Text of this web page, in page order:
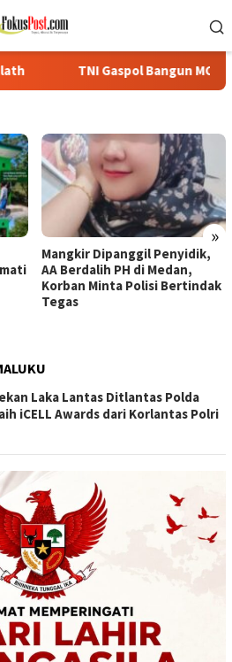
Bangun MCK, Warga Tikbary
»
Mangkir Dipanggil Penyidik,
AA Berdalih PH di Medan,
Korban Minta Polisi Bertindak
Tegas
Laka Lantas Ditlantas Polda
iCELL Awards dari Korlantas Polri